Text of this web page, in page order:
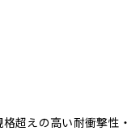
格超えの高い耐衝撃性